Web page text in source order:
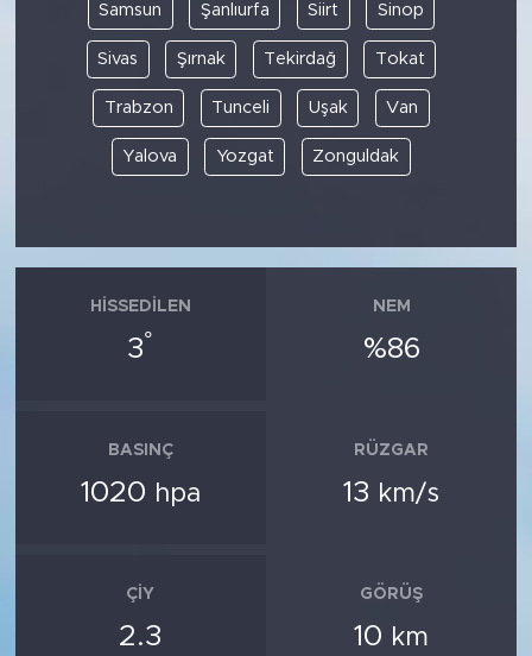
Samsun Şanlıurfa Siirt Sinop
Sivas Şırnak Tekirdağ Tokat
Trabzon Tunceli Uşak Van
Yalova Yozgat Zonguldak
HISSEDILEN
3°
NEM
%86
BASINÇ
1020 hpa
RÜZGAR
13 km/s
ÇIY
2.3
GÖRÜŞ
10 km